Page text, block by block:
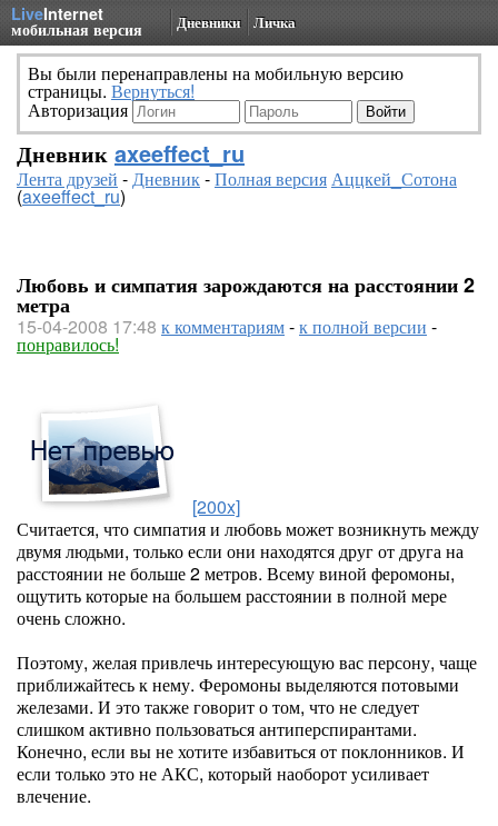
LiveInternet
мобильная версия Дневники Личка
Вы были перенаправлены на мобильную версию
страницы. Вернуться!
Авторизация
Дневник axeeffect_ru
Лента друзей -Дневник-Полная версияАццкей_Сотона
(axeeffect_ru)
Любовь и симпатия зарождаются на расстоянии 2
метра
15-04-2008 17:48 к комментариям-к полной версии -
понравилось!
[200x]
Считается, что симпатия и любовь может возникнуть между
двумя людьми, только если они находятся друг от друга на
расстоянии не больше 2 метров. Всему виной феромоны,
ощутить которые на большем расстоянии в полной мере
очень сложно.
Поэтому, желая привлечь интересующую вас персону, чаще
приближайтесь к нему. Феромоны выделяются потовыми
железами. И это также говорит о том, что не следует
слишком активно пользоваться антиперспирантами.
Конечно, если вы не хотите избавиться от поклонников. И
если только это не АКС, который наоборот усиливает
влечение.